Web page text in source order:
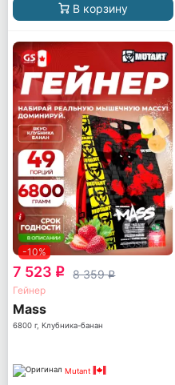
В корзину
-10%
7 523 q 8 359q
Гейнер
Mass
6800 г, Клубника-банан
Mutant